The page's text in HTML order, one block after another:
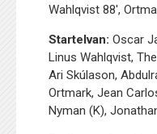
Wahlqvist 88′,
Startelvan:Oscar
Linus Wahlqvist,
Ari Skúlason,
Ortmark, Jean
Nyman (K),